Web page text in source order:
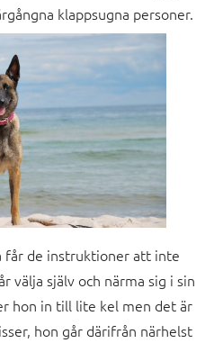
klappsugna personer.
får de instruktioner att inte
välja själv och närma sig i sin
hon in till lite kel men det är
hon går därifrån närhelst